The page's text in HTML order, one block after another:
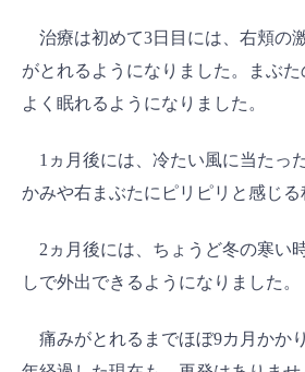
治療は初めて3日目には、右頬の
がとれるようになりました。まぶた
よく眠れるようになりました。
1ヵ月後には、冷たい風に当たっ
かみや右まぶたにピリピリと感じる
2ヵ月後には、ちょうど冬の寒い
しで外出できるようになりました
痛みがとれるまでほぼ9カ月かか